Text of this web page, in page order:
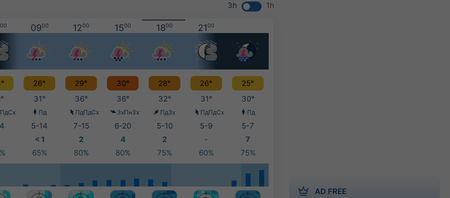
AD FREE
3h 1h
00 0900 1200 1500 1800 2100
26° 29° 30° 28° 26°
25°
31° 36° 36° 32° 31° 30°
Пд ПдПдСх ЗхПнЗх ПдЗх ПдПдСх Пд
5-14 7-15 6-20 5-10 5-9
5-7
< 1 2 4 2 -
7
65% 80% 80% 75% 60% 75%